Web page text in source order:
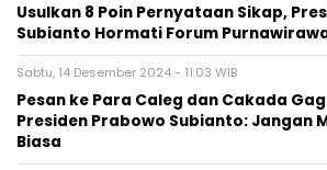
Usulkan 8 Poin Pernyataan Sikap,
Subianto Hormati Forum
Sabtu, 14 Desember 2024 - 11:03 WIB
Pesan ke Para Caleg dan Cakada
Presiden Prabowo Subianto: Jangan
Biasa